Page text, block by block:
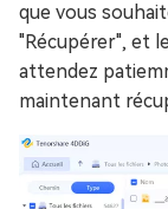
que vous
"Récupérer", et
attendez
maintenant